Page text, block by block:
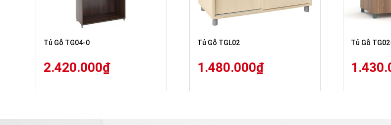
Tủ Gỗ TG04-0
2.420.000₫
Tủ Gỗ TGL02
1.480.000₫
Tủ Gỗ